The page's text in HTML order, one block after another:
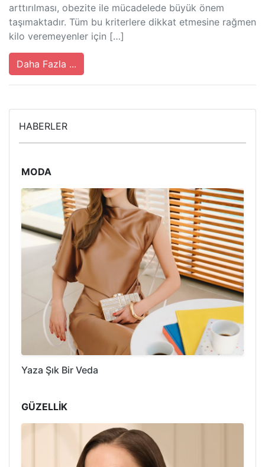
arttırılması, obezite ile mücadelede büyük önem
taşımaktadır. Tüm bu kriterlere dikkat etmesine rağmen
kilo veremeyenler için […]
Daha Fazla ...
HABERLER
MODA
Yaza Şık Bir Veda
GÜZELLİK